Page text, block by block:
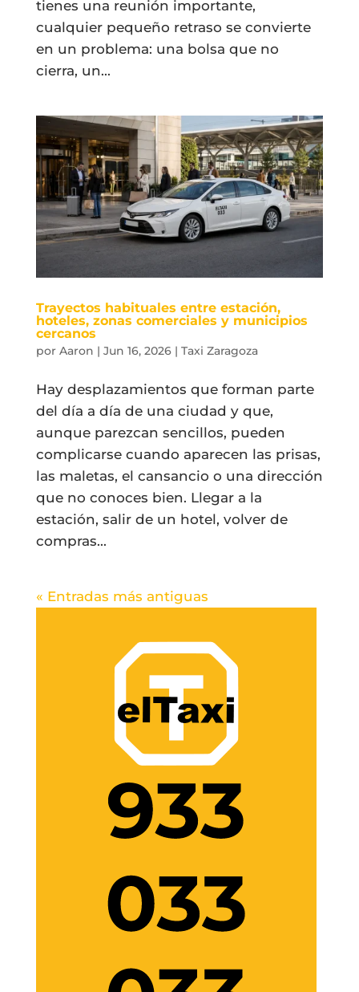
tienes una reunión importante,
cualquier pequeño retraso se convierte
en un problema: una bolsa que no
cierra, un...
Trayectos habituales entre estación,
hoteles, zonas comerciales y municipios
cercanos
por Aaron | Jun 16, 2026| Taxi Zaragoza
Hay desplazamientos que forman parte
del día a día de una ciudad y que,
aunque parezcan sencillos, pueden
complicarse cuando aparecen las prisas,
las maletas, el cansancio o una dirección
que no conoces bien. Llegar a la
estación, salir de un hotel, volver de
compras...
« Entradas más antiguas